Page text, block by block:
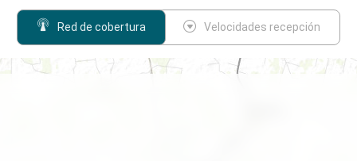
Red de cobertura Velocidades recepción